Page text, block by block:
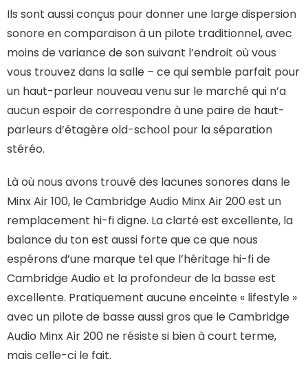
Ils sont aussi conçus pour donner une large dispersion
sonore en comparaison à un pilote traditionnel, avec
moins de variance de son suivant l’endroit où vous
vous trouvez dans la salle – ce qui semble parfait pour
un haut-parleur nouveau venu sur le marché qui n’a
aucun espoir de correspondre à une paire de haut-
parleurs d’étagère old-school pour la séparation
stéréo.
Là où nous avons trouvé des lacunes sonores dans le
Minx Air 100, le Cambridge Audio Minx Air 200 est un
remplacement hi-fi digne. La clarté est excellente, la
balance du ton est aussi forte que ce que nous
espérons d’une marque tel que l’héritage hi-fi de
Cambridge Audio et la profondeur de la basse est
excellente. Pratiquement aucune enceinte « lifestyle »
avec un pilote de basse aussi gros que le Cambridge
Audio Minx Air 200 ne résiste si bien à court terme,
mais celle-ci le fait.